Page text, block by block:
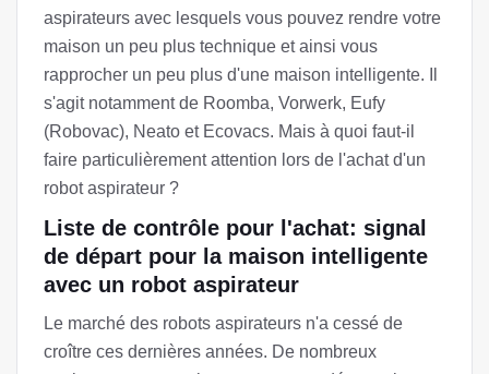
aspirateurs avec lesquels vous pouvez rendre votre
maison un peu plus technique et ainsi vous
rapprocher un peu plus d'une maison intelligente. Il
s'agit notamment de Roomba, Vorwerk, Eufy
(Robovac), Neato et Ecovacs. Mais à quoi faut-il
faire particulièrement attention lors de l'achat d'un
robot aspirateur ?
Liste de contrôle pour l'achat: signal
de départ pour la maison intelligente
avec un robot aspirateur
Le marché des robots aspirateurs n'a cessé de
croître ces dernières années. De nombreux